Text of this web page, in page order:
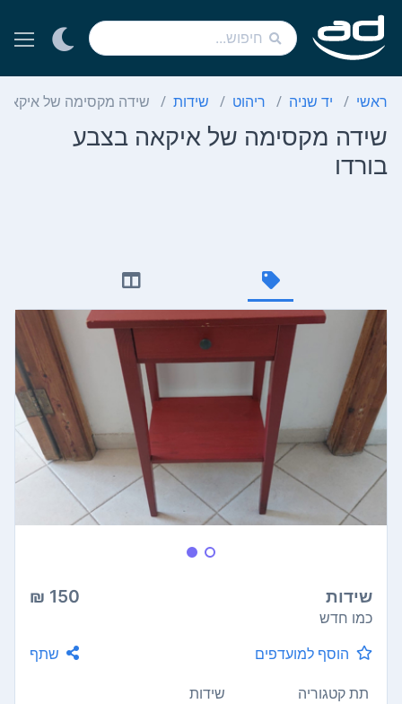
ראשי יד שניה ריהוט שידות שידה מקסימה של איקאה
שידה מקסימה של איקאה בצבע
בורדו
שידות 150 ₪
כמו חדש
הוסף למועדפים
שתף
תת קטגוריה
שידות